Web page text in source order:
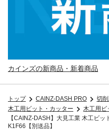
カインズの新商品・新着商品
トップ CAINZ-DASH PRO 切
木工用ビット・カッター
木工用ビ
【CAINZ-DASH】大見工業 木工ビ
K1F66【別送品】